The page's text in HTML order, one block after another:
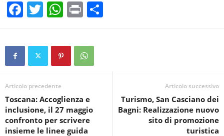
F
a
c
b
o
o
k
T
wi
tt
W
h
at
s
A
p
Pr
in
t
o
vi
Articolo precedente
Toscana: Accoglienza e
inclusione, il 27 maggio
confronto per scrivere
insieme le linee guida
Articolo successivo
Turismo, San Casciano dei
Bagni: Realizzazione nuovo
sito di promozione
turistica